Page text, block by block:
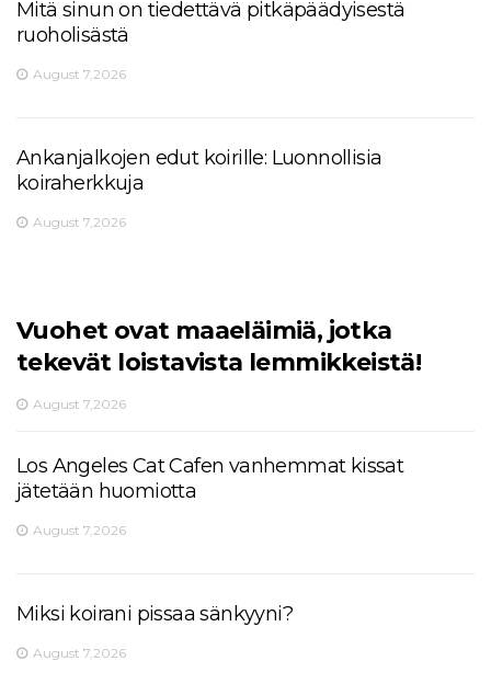
Mitä sinun on tiedettävä pitkäpäädyisestä
ruoholisästä
August 7,2026
Ankanjalkojen edut koirille: Luonnollisia
koiraherkkuja
August 7,2026
Vuohet ovat maaeläimiä, jotka
tekevät loistavista lemmikkeistä!
August 7,2026
Los Angeles Cat Cafen vanhemmat kissat
jätetään huomiotta
August 7,2026
Miksi koirani pissaa sänkyyni?
August 7,2026